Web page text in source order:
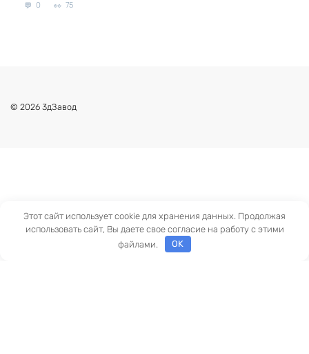
0 75
© 2026 3дЗавод
Этот сайт использует cookie для хранения данных. Продолжая
использовать сайт, Вы даете свое согласие на работу с этими
файлами.
OK